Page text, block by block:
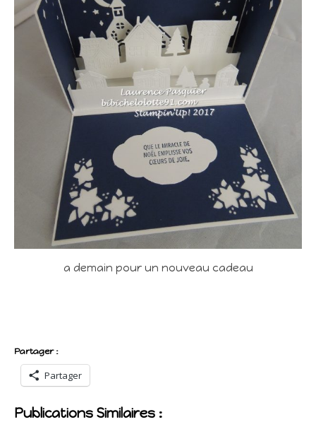
a demain pour un nouveau cadeau
Partager :
Partager
Publications Similaires :